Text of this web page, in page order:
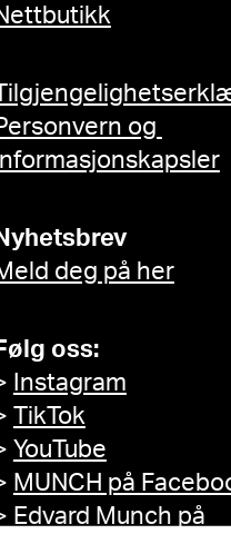
og
deg på her
oss:
Instagram
TikTok
YouTube
MUNCH på
Edvard Munch på